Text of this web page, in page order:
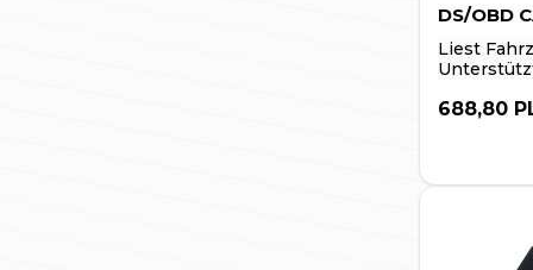
DS/OBD
Liest
688,80